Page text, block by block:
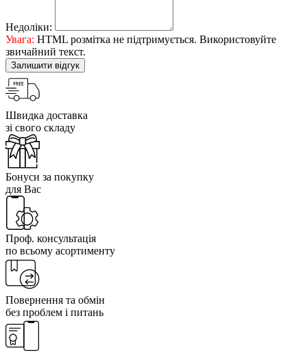
Недоліки:
Увага: HTML розмітка не підтримується. Використовуйте
звичайний текст.
Залишити відгук
Швидка доставка
зі свого складу
Бонуси за покупку
для Вас
Проф. консультація
по всьому асортименту
Повернення та обмін
без проблем і питань